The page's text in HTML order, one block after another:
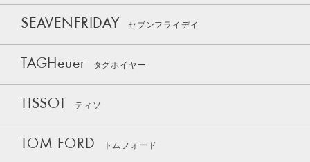
SEAVENFRIDAY セブンフライデイ
TAGHeuer タグホイヤー
TISSOT ティソ
TOM FORD トムフォード